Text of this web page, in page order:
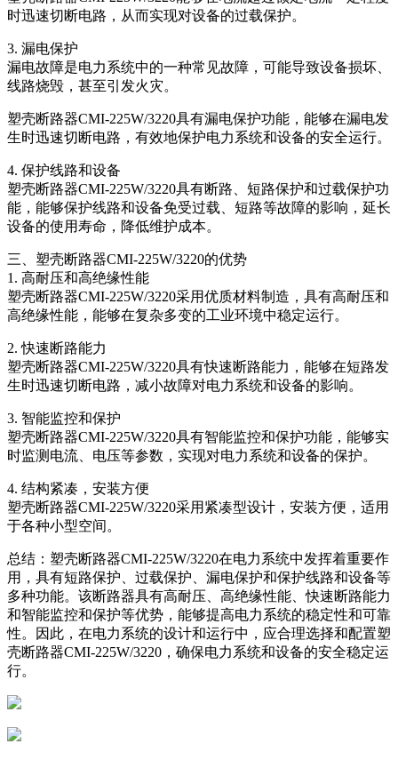
时迅速切断电路，从而实现对设备的过载保护。
3. 漏电保护
漏电故障是电力系统中的一种常见故障，可能导致设备损坏、
线路烧毁，甚至引发火灾。
塑壳断路器CMI-225W/3220具有漏电保护功能，能够在漏电发
生时迅速切断电路，有效地保护电力系统和设备的安全运行。
4. 保护线路和设备
塑壳断路器CMI-225W/3220具有断路、短路保护和过载保护功
能，能够保护线路和设备免受过载、短路等故障的影响，延长
设备的使用寿命，降低维护成本。
三、塑壳断路器CMI-225W/3220的优势
1. 高耐压和高绝缘性能
塑壳断路器CMI-225W/3220采用优质材料制造，具有高耐压和
高绝缘性能，能够在复杂多变的工业环境中稳定运行。
2. 快速断路能力
塑壳断路器CMI-225W/3220具有快速断路能力，能够在短路发
生时迅速切断电路，减小故障对电力系统和设备的影响。
3. 智能监控和保护
塑壳断路器CMI-225W/3220具有智能监控和保护功能，能够实
时监测电流、电压等参数，实现对电力系统和设备的保护。
4. 结构紧凑，安装方便
塑壳断路器CMI-225W/3220采用紧凑型设计，安装方便，适用
于各种小型空间。
总结：塑壳断路器CMI-225W/3220在电力系统中发挥着重要作
用，具有短路保护、过载保护、漏电保护和保护线路和设备等
多种功能。该断路器具有高耐压、高绝缘性能、快速断路能力
和智能监控和保护等优势，能够提高电力系统的稳定性和可靠
性。因此，在电力系统的设计和运行中，应合理选择和配置塑
壳断路器CMI-225W/3220，确保电力系统和设备的安全稳定运
行。